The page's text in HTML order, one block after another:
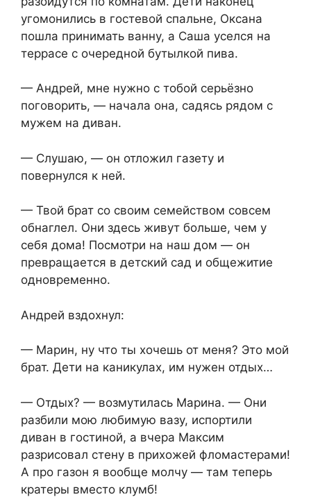
угомонились в гостевой спальне, Оксана
пошла принимать ванну, а Саша уселся на
террасе с очередной бутылкой пива.
— Андрей, мне нужно с тобой серьёзно
поговорить, — начала она, садясь рядом с
мужем на диван.
— Слушаю, — он отложил газету и
повернулся к ней.
— Твой брат со своим семейством совсем
обнаглел. Они здесь живут больше, чем у
себя дома! Посмотри на наш дом — он
превращается в детский сад и общежитие
одновременно.
Андрей вздохнул:
— Марин, ну что ты хочешь от меня? Это мой
брат. Дети на каникулах, им нужен отдых…
— Отдых? — возмутилась Марина. — Они
разбили мою любимую вазу, испортили
диван в гостиной, а вчера Максим
разрисовал стену в прихожей фломастерами!
А про газон я вообще молчу — там теперь
кратеры вместо клумб!